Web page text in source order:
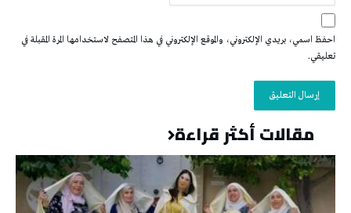
احفظ اسمي، بريدي الإلكتروني، والموقع الإلكتروني في هذا المتصفح لاستخدامها المرة المقبلة في
تعليقي.
مقالات أكثر قراءة